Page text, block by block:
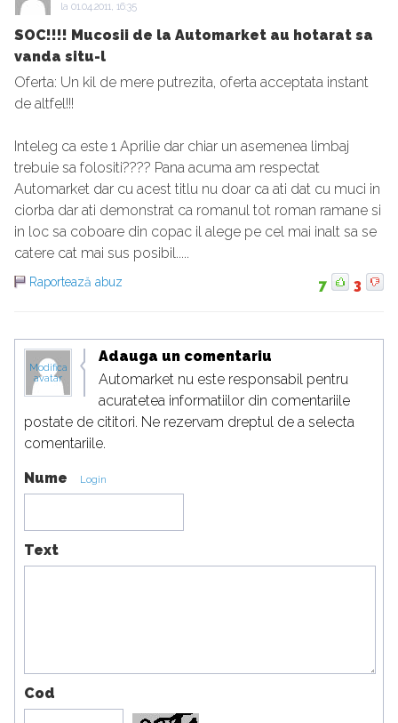
la 01.04.2011, 16:35
SOC!!!! Mucosii de la Automarket au hotarat sa
vanda situ-l
Oferta: Un kil de mere putrezita, oferta acceptata instant
de altfel!!!
Inteleg ca este 1 Aprilie dar chiar un asemenea limbaj
trebuie sa folositi???? Pana acuma am respectat
Automarket dar cu acest titlu nu doar ca ati dat cu muci in
ciorba dar ati demonstrat ca romanul tot roman ramane si
in loc sa coboare din copac il alege pe cel mai inalt sa se
catere cat mai sus posibil.....
Raportează abuz 7 3
Modifica
avatar
Adauga un comentariu
Automarket nu este responsabil pentru
acuratetea informatiilor din comentariile
postate de cititori. Ne rezervam dreptul de a selecta
comentariile.
Nume Login
Text
Cod